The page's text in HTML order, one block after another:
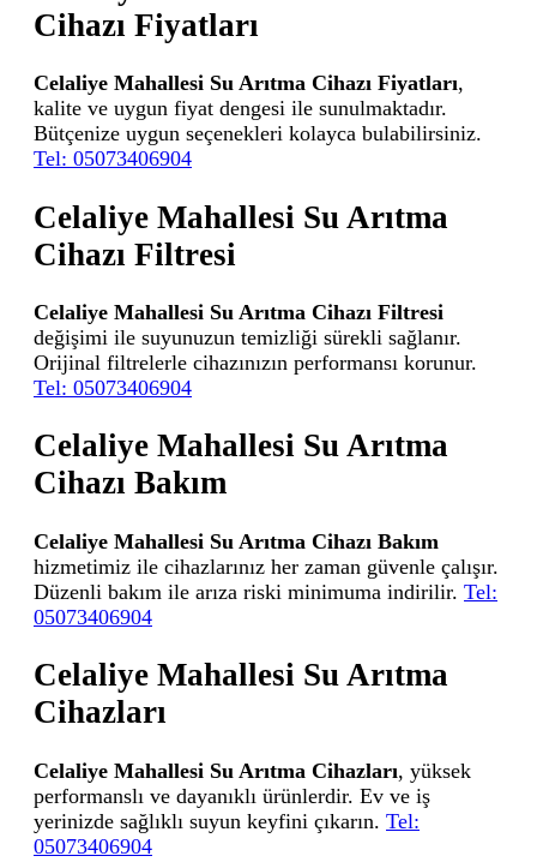
Cihazı Fiyatları
Celaliye Mahallesi Su Arıtma Cihazı Fiyatları,
kalite ve uygun fiyat dengesi ile sunulmaktadır.
Bütçenize uygun seçenekleri kolayca bulabilirsiniz.
Tel: 05073406904
Celaliye Mahallesi Su Arıtma
Cihazı Filtresi
Celaliye Mahallesi Su Arıtma Cihazı Filtresi
değişimi ile suyunuzun temizliği sürekli sağlanır.
Orijinal filtrelerle cihazınızın performansı korunur.
Tel: 05073406904
Celaliye Mahallesi Su Arıtma
Cihazı Bakım
Celaliye Mahallesi Su Arıtma Cihazı Bakım
hizmetimiz ile cihazlarınız her zaman güvenle çalışır.
Düzenli bakım ile arıza riski minimuma indirilir. Tel:
05073406904
Celaliye Mahallesi Su Arıtma
Cihazları
Celaliye Mahallesi Su Arıtma Cihazları, yüksek
performanslı ve dayanıklı ürünlerdir. Ev ve iş
yerinizde sağlıklı suyun keyfini çıkarın. Tel:
05073406904